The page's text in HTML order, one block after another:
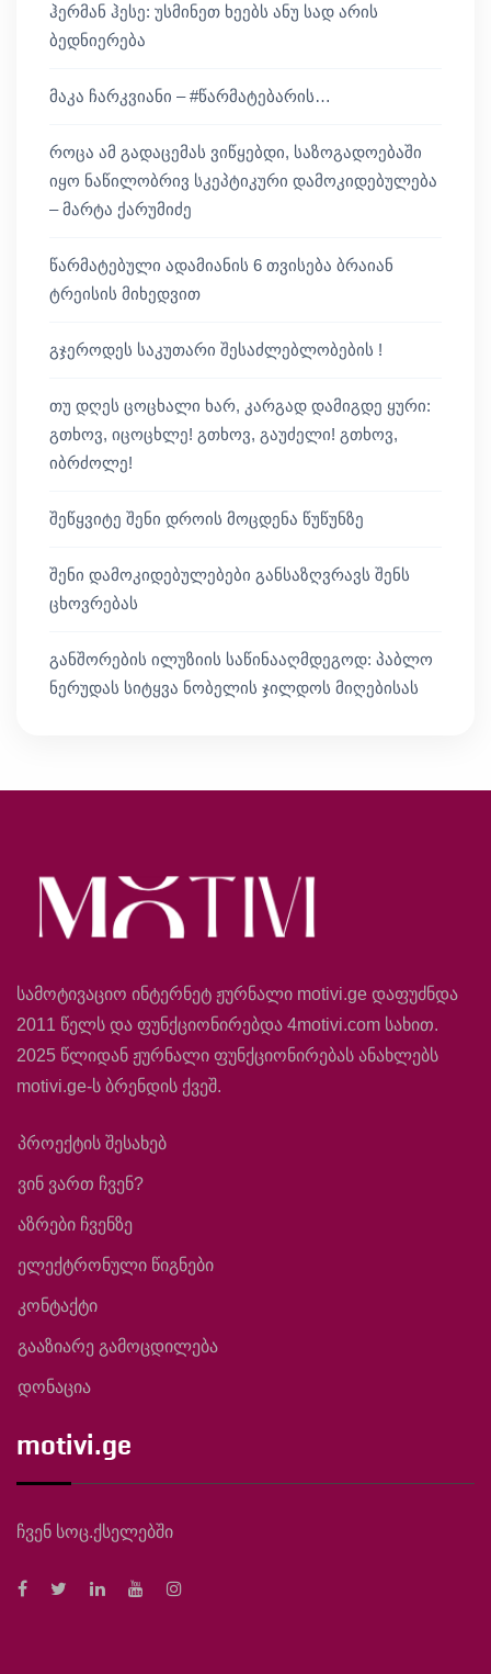
ჰერმან ჰესე: უსმინეთ ხეებს ანუ სად არის
ბედნიერება
მაკა ჩარკვიანი – #წარმატებარის…
როცა ამ გადაცემას ვიწყებდი, საზოგადოებაში
იყო ნაწილობრივ სკეპტიკური დამოკიდებულება
– მარტა ქარუმიძე
წარმატებული ადამიანის 6 თვისება ბრაიან
ტრეისის მიხედვით
გჯეროდეს საკუთარი შესაძლებლობების !
თუ დღეს ცოცხალი ხარ, კარგად დამიგდე ყური:
გთხოვ, იცოცხლე! გთხოვ, გაუძელი! გთხოვ,
იბრძოლე!
შეწყვიტე შენი დროის მოცდენა წუწუნზე
შენი დამოკიდებულებები განსაზღვრავს შენს
ცხოვრებას
განშორების ილუზიის საწინააღმდეგოდ: პაბლო
ნერუდას სიტყვა ნობელის ჯილდოს მიღებისას
სამოტივაციო ინტერნეტ ჟურნალი motivi.ge დაფუძნდა
2011 წელს და ფუნქციონირებდა 4motivi.com სახით.
2025 წლიდან ჟურნალი ფუნქციონირებას ანახლებს
motivi.ge-ს ბრენდის ქვეშ.
პროექტის შესახებ
ვინ ვართ ჩვენ?
აზრები ჩვენზე
ელექტრონული წიგნები
კონტაქტი
გააზიარე გამოცდილება
დონაცია
motivi.ge
ჩვენ სოც.ქსელებში